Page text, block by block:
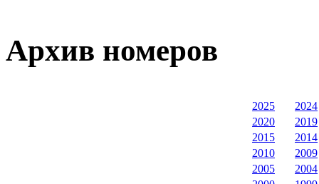
Архив номеров
2025
2024
2020
2019
2015
2014
2010
2009
2005
2004